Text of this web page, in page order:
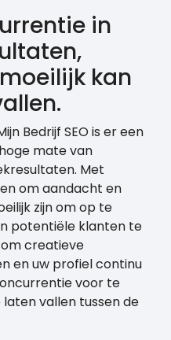
in
kan
Bedrijf SEO is er een
mate van
Met
om aandacht en
zijn om op te
potentiële klanten te
creatieve
en uw profiel continu
voor te
vallen tussen de